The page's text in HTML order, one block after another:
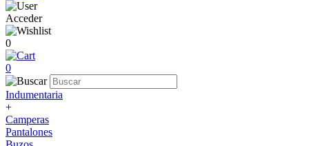
Acceder
0
0
Indumentaria
+
Camperas
Pantalones